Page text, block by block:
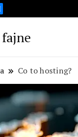
fajne
Co to hosting?